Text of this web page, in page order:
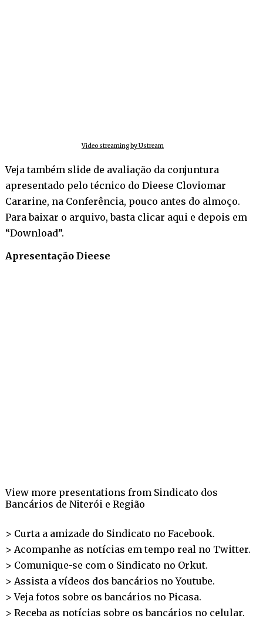
Video streaming by Ustream
Veja também slide de avaliação da conjuntura
apresentado pelo técnico do Dieese Cloviomar
Cararine, na Conferência, pouco antes do almoço.
Para baixar o arquivo,basta clicar aqui e depois em
“Download”.
Apresentação Dieese
View more presentations from Sindicato dos
Bancários de Niterói e Região
> Curta a amizade do Sindicato no Facebook.
> Acompanhe as notícias em tempo real no Twitter.
> Comunique-se com o Sindicato no Orkut.
> Assista a vídeos dos bancários noYoutube.
> Veja fotos sobre os bancários no Picasa.
> Receba as notícias sobre os bancários no celular.